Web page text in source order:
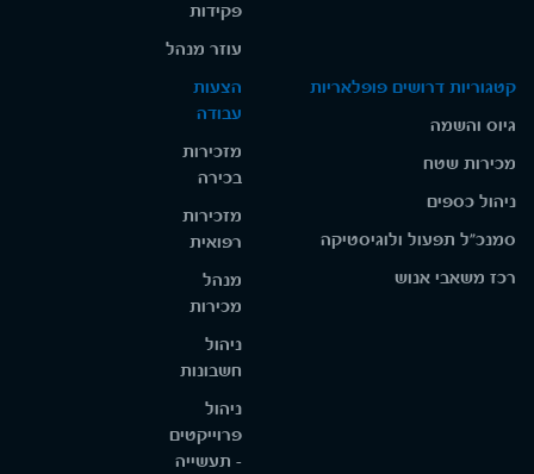
פקידות
עוזר מנהל
קטגוריות דרושים פופלאריות
גיוס והשמה
מכירות שטח
ניהול כספים
סמנכ"ל תפעול ולוגיסטיקה
רכז משאבי אנוש
הצעות
עבודה
מזכירות
בכירה
מזכירות
רפואית
מנהל
מכירות
ניהול
חשבונות
ניהול
פרוייקטים
- תעשייה